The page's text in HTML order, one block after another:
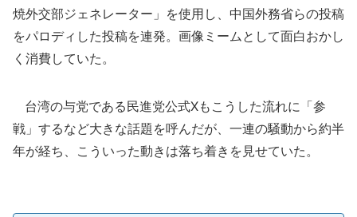
焼外交部ジェネレーター」を使用し、中国外務省らの投稿
をパロディした投稿を連発。画像ミームとして面白おかし
く消費していた。
台湾の与党である民進党公式Xもこうした流れに「参
戦」するなど大きな話題を呼んだが、一連の騒動から約半
年が経ち、こういった動きは落ち着きを見せていた。